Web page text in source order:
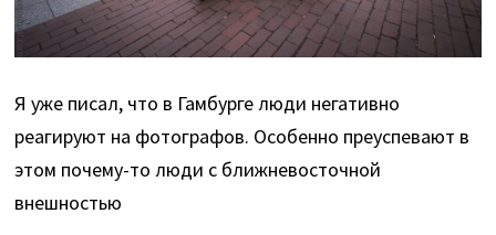
Я уже писал, что в Гамбурге люди негативно
реагируют на фотографов. Особенно преуспевают в
этом почему-то люди с ближневосточной
внешностью